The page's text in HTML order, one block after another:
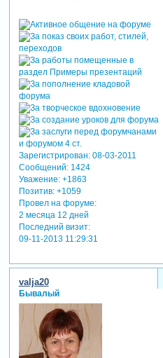
Зарегистрирован: 08-03-2011
Сообщений:1424
Уважение: +1863
Позитив: +1059
Провел на форуме:
2 месяца 12 дней
Последний визит:
09-11-2013 11:29:31
valja20
Бывалый